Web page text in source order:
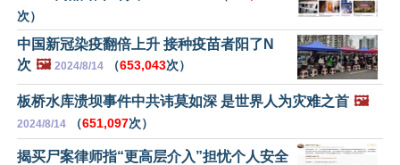
次）
中国新冠染疫翻倍上升 接种疫苗者阳了N
次 🖼️ 2024/8/14 （653,043次）
板桥水库溃坝事件中共讳莫如深 是世界人为灾难之首 🖼️
2024/8/14 （651,097次）
揭买尸案律师指“更高层介入”担忧个人安全